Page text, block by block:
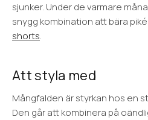
sjunker. Under de varmare
snygg kombination att bära
shorts.
Att styla med
Mångfalden är styrkan hos en
Den går att kombinera på